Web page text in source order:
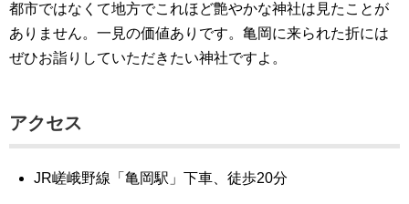
都市ではなくて地方でこれほど艶やかな神社は見たことが
ありません。一見の価値ありです。亀岡に来られた折には
ぜひお詣りしていただきたい神社ですよ。
アクセス
JR嵯峨野線「亀岡駅」下車、徒歩20分